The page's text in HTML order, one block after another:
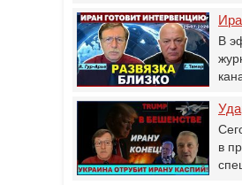
В
в